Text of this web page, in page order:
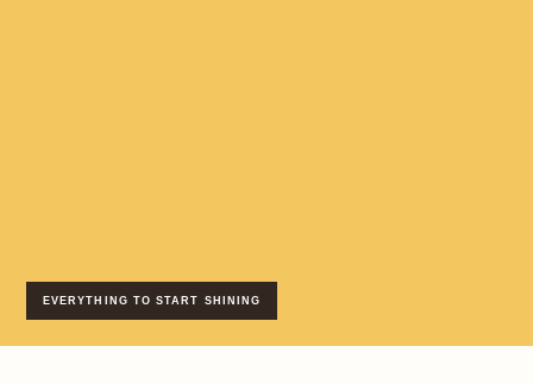
EVERYTHING TO START SHINING